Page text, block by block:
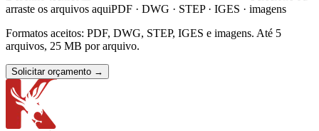
arraste os arquivos aquiPDF · DWG · STEP · IGES · imagens
Formatos aceitos: PDF, DWG, STEP, IGES e imagens. Até 5
arquivos, 25 MB por arquivo.
Solicitar orçamento →